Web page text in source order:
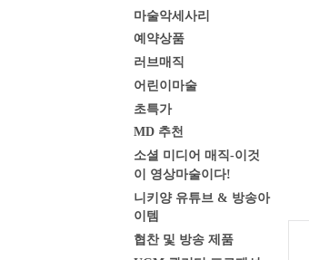
마술악세사리
예약상품
러브매직
어린이마술
초특가
MD 추천
소셜 미디어 매직-이것
이 영상마술이다!
니키양 유튜브 & 방송아
이템
협찬 및 방송 제품